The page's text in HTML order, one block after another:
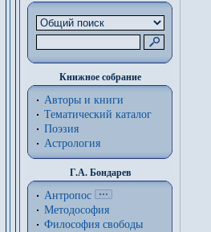
Книжное собрание
Авторы и книги
Тематический каталог
Поэзия
Астрология
Г.А. Бондарев
Антропос
Методософия
Философия cвободы